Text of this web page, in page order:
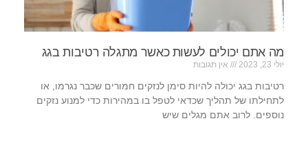
מה אתם יכולים לעשות כאשר מתגלה רטיבות בגג
יולי 23, 2023 אין תגובות
רטיבות בגג יכולה להיות סימן לנזקים חמורים שכבר נגרמו, או
לתחילתו של תהליך שכדאי לטפל בו במהירות כדי למנוע נזקים
נוספים. לרוב אתם מגלים שיש